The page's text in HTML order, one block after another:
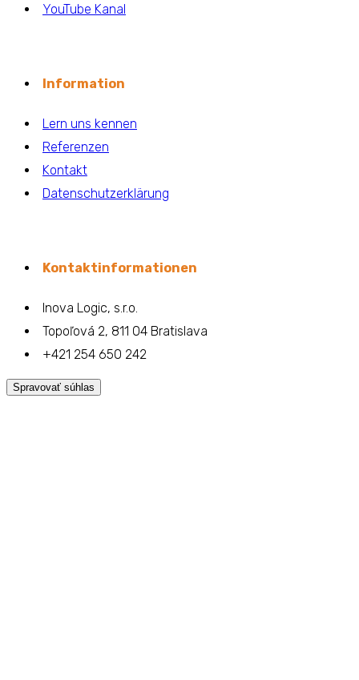
YouTube Kanal
Information
Lern uns kennen
Referenzen
Kontakt
Datenschutzerklärung
Kontaktinformationen
Inova Logic, s.r.o.
Topoľová 2, 811 04 Bratislava
+421 254 650 242
Spravovať súhlas